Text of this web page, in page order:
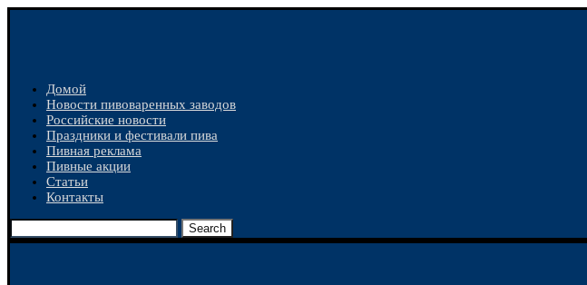
Домой
Новости пивоваренных заводов
Российские новости
Праздники и фестивали пива
Пивная реклама
Пивные акции
Статьи
Контакты
Search